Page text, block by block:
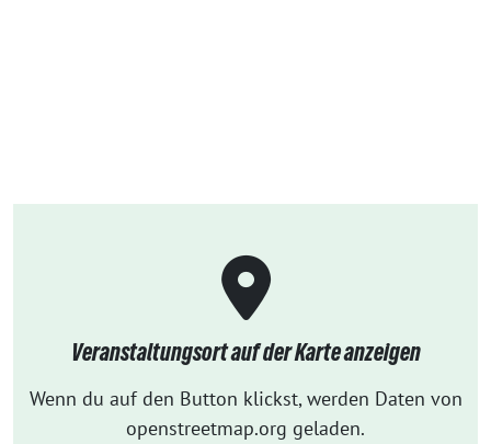
Veranstaltungsort auf der Karte anzeigen
Wenn du auf den Button klickst, werden Daten von
openstreetmap.org geladen.